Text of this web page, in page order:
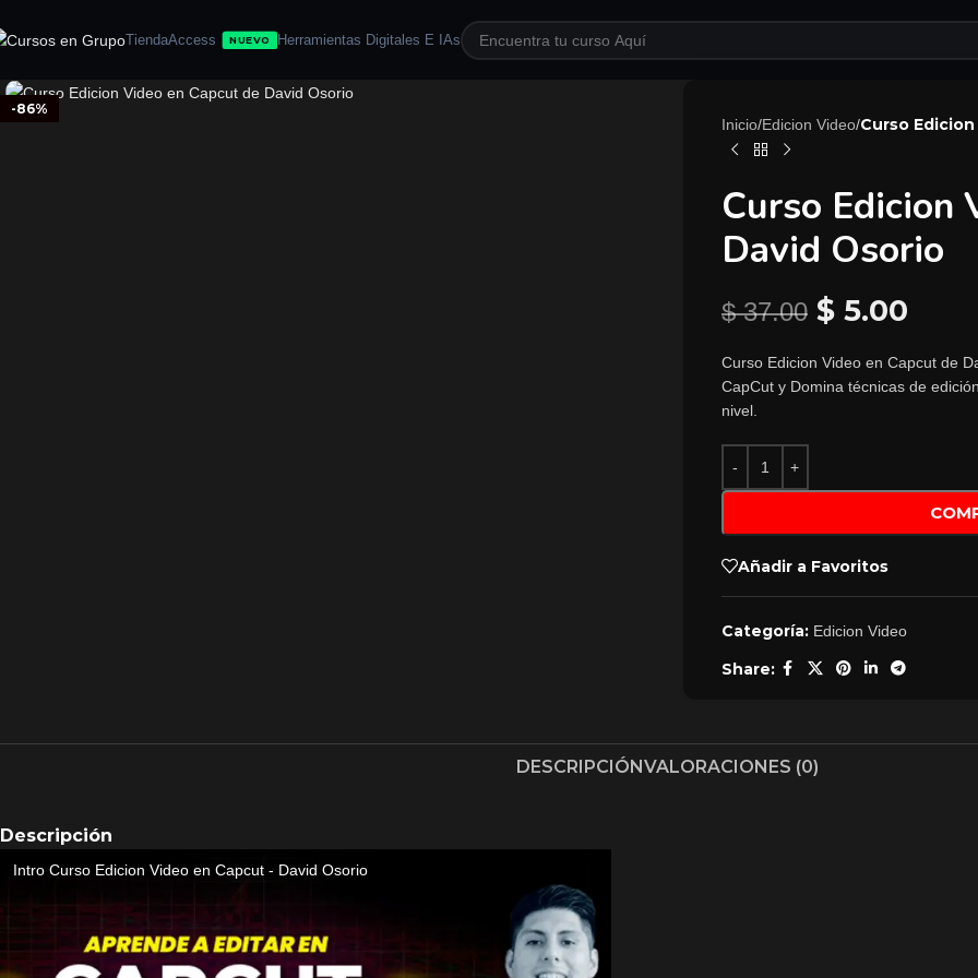
TiendaAccess NUEVO Herramientas Digitales E IAs
-86%
Inicio/Edicion Video/Curso
Curso Edicion
David Osorio
$37.00 $5.00
Curso Edicion Video en Capcut de
CapCut y Domina técnicas de
nivel.
Añadir a Favoritos
Categoría: Edicion Video
Share:
DESCRIPCIÓNVALORACIONES (0)
Descripción